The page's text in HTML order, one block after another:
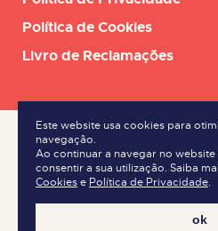
Este website usa cookies para
navegação.
Ao continuar a navegar no website
consentir a sua utilização. Saiba
Cookies e Política de Privacidade.
ok
Política de Cookies
Livro de Reclamações